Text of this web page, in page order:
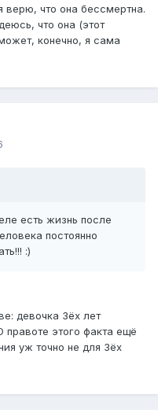
что она бессмертна.
что она (этот
конечно, я сама
есть жизнь после
постоянно
:)
девочка 3ёх лет
этого факта ещё
уж точно не для 3ёх